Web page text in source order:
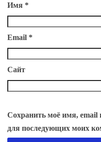
Имя *
Email *
Сайт
Сохранить моё имя, email
для последующих моих